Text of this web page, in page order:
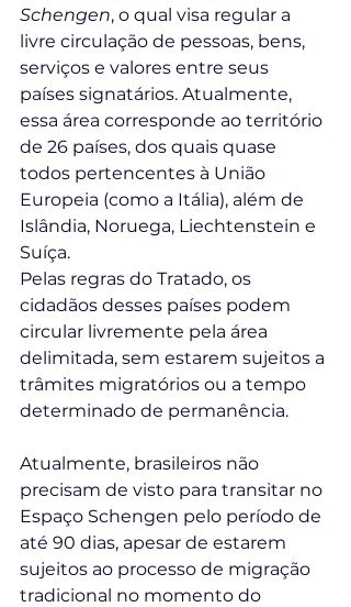
Schengen, o qual visa regular a
livre circulação de pessoas, bens,
serviços e valores entre seus
países signatários. Atualmente,
essa área corresponde ao território
de 26 países, dos quais quase
todos pertencentes à União
Europeia (como a Itália), além de
Islândia, Noruega, Liechtenstein e
Suíça.
Pelas regras do Tratado, os
cidadãos desses países podem
circular livremente pela área
delimitada, sem estarem sujeitos a
trâmites migratórios ou a tempo
determinado de permanência.
Atualmente, brasileiros não
precisam de visto para transitar no
Espaço Schengen pelo período de
até 90 dias, apesar de estarem
sujeitos ao processo de migração
tradicional no momento do